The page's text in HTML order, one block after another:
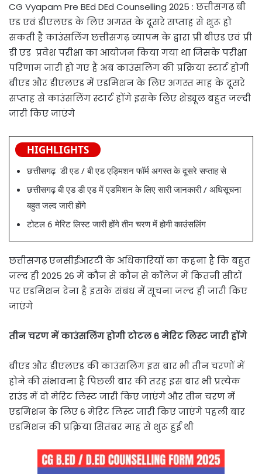
CG Vyapam Pre BEd DEd Counselling 2025 : छत्तीसगढ़ बी
एड एवं डीएलएड के लिए अगस्त के दूसरे सप्ताह से शुरू हो
सकती है काउंसलिंग छत्तीसगढ़ व्यापम के द्वारा प्री बीएड एवं प्री
डी एड प्रवेश परीक्षा का आयोजन किया गया था जिसके परीक्षा
परिणाम जारी हो गए हैं अब काउंसलिंग की प्रक्रिया स्टार्ट होगी
बीएड और डीएलएड में एडमिशन के लिए अगस्त माह के दूसरे
सप्ताह से काउंसलिंग स्टार्ट होंगे इसके लिए शेड्यूल बहुत जल्दी
जारी किए जाएंगे
HIGHLIGHTS
छत्तीसगढ़ डी एड / बी एड एड्मिशन फॉर्म अगस्त के दूसरे सप्ताह से
छत्तीसगढ़ बी एड डी एड में एडमिशन के लिए सारी जानकारी / अधिसूचना
बहुत जल्द जारी होंगे
टोटल 6 मेरिट लिस्ट जारी होंगे तीन चरण में होगी काउंसलिंग
छत्तीसगढ़ एनसीईआरटी के अधिकारियों का कहना है कि बहुत
जल्द ही 2025 26 में कौन से कौन से कॉलेज में कितनी सीटों
पर एडमिशन देना है इसके संबंध में सूचना जल्द ही जारी किए
जाएंगे
तीन चरण में काउंसलिंग होगी टोटल 6 मेरिट लिस्ट जारी होंगे
बीएड और डीएलएड की काउंसलिंग इस बार भी तीन चरणों में
होने की संभावना है पिछली बार की तरह इस बार भी प्रत्येक
राउंड में दो मेरिट लिस्ट जारी किए जाएंगे और तीन चरण में
एडमिशन के लिए 6 मेरिट लिस्ट जारी किए जाएंगे पहली बार
एडमिशन की प्रक्रिया सितंबर माह से शुरू हुई थी